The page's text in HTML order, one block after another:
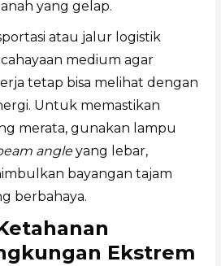
yang gelap.
atau jalur logistik
medium agar
tetap bisa melihat dengan
Untuk memastikan
merata, gunakan lampu
angleyang lebar,
bayangan tajam
berbahaya.
Ekstrem